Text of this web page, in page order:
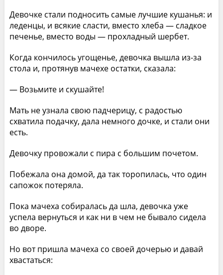
Девочке стали подносить самые лучшие кушанья: и
леденцы, и всякие сласти, вместо хлеба — сладкое
печенье, вместо воды — прохладный шербет.
Когда кончилось угощенье, девочка вышла из-за
стола и, протянув мачехе остатки, сказала:
— Возьмите и скушайте!
Мать не узнала свою падчерицу, с радостью
схватила подачку, дала немного дочке, и стали они
есть.
Девочку провожали с пира с большим почетом.
Побежала она домой, да так торопилась, что один
сапожок потеряла.
Пока мачеха собиралась да шла, девочка уже
успела вернуться и как ни в чем не бывало сидела
во дворе.
Но вот пришла мачеха со своей дочерью и давай
хвастаться: